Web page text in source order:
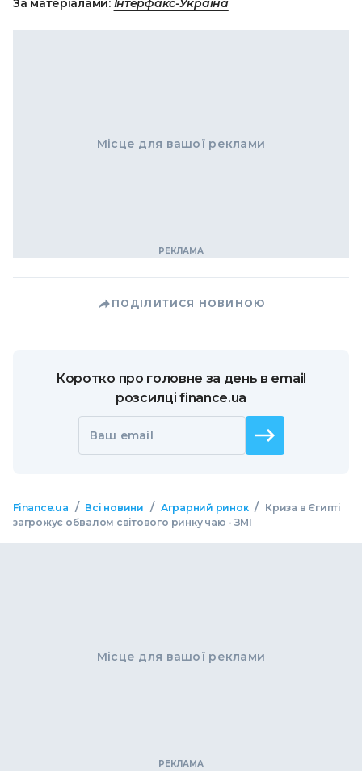
За матеріалами: Інтерфакс-Україна
Місце для вашої реклами
ПОДІЛИТИСЯ НОВИНОЮ
Коротко про головне за день в email
розсилці finance.ua
Ваш email
Finance.ua / Всі новини / Аграрний ринок / Криза в Єгипті
загрожує обвалом світового ринку чаю - ЗМІ
Місце для вашої реклами